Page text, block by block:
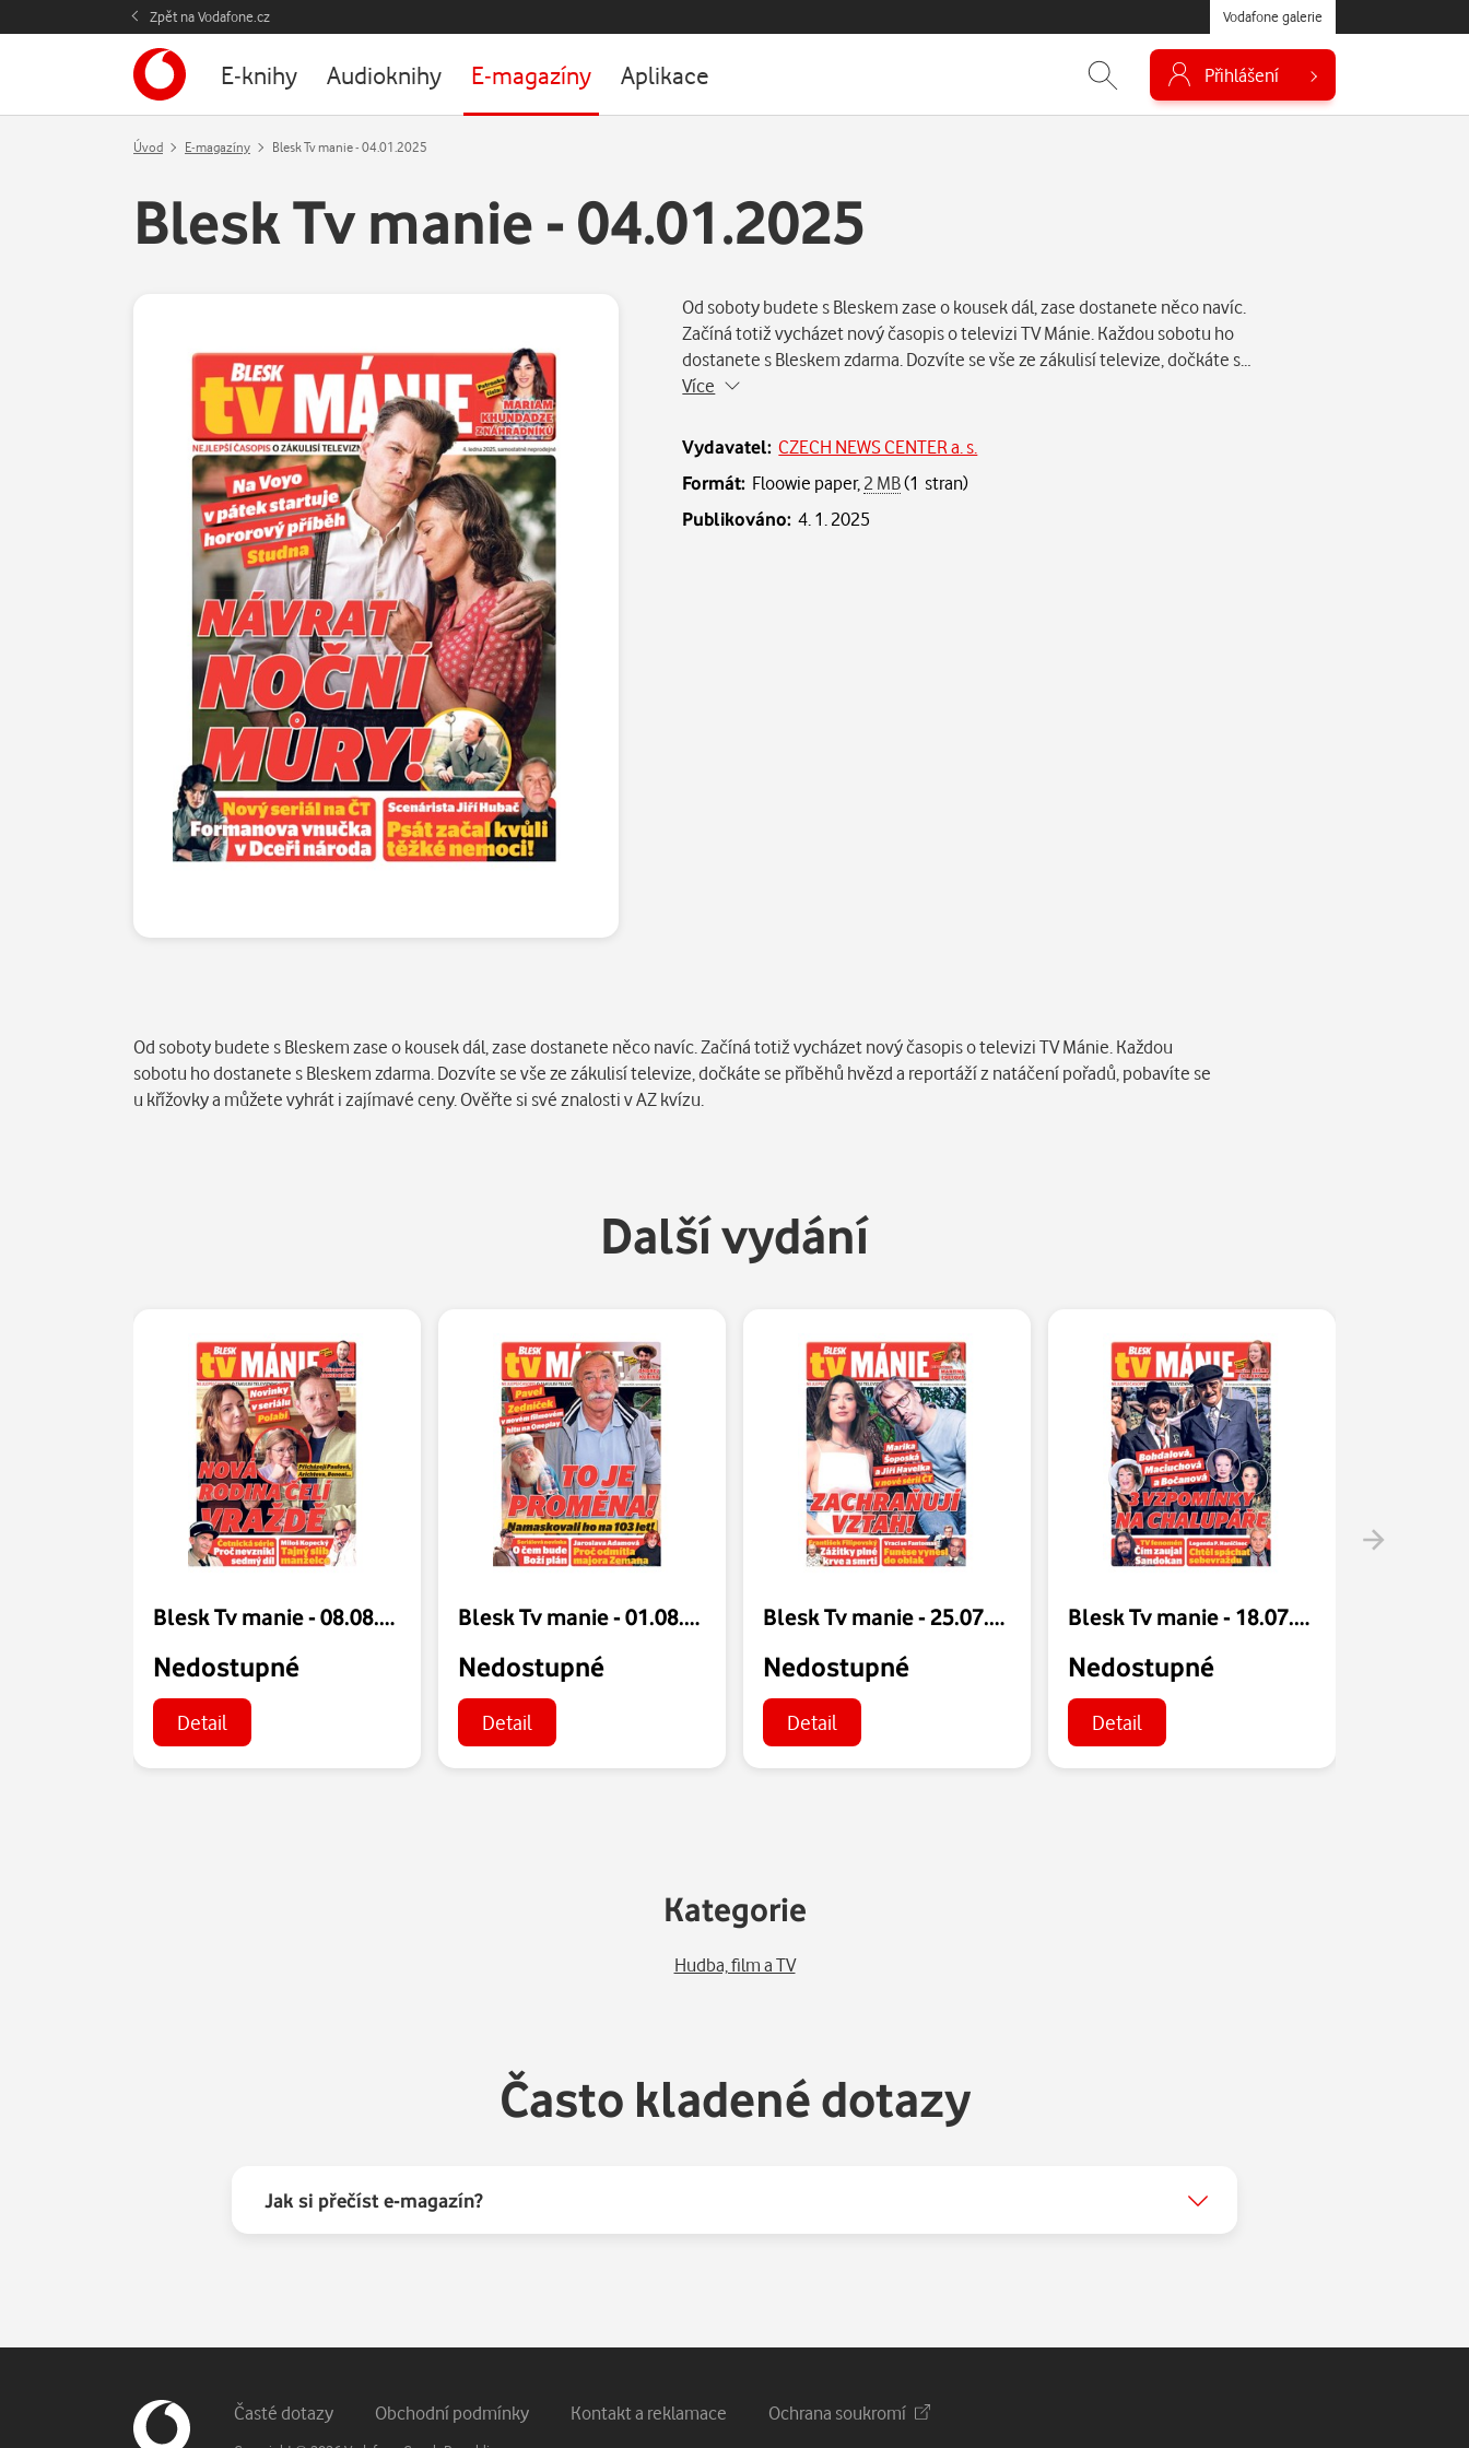
Zpět na Vodafone.cz Vodafone galerie
E-knihy Audioknihy E-magazíny Aplikace Přihlášení
Úvod E-magazíny Blesk Tv manie - 04.01.2025
Blesk Tv manie - 04.01.2025
Od soboty budete s Bleskem zase o kousek dál, zase dostanete něco navíc.
Začíná totiž vycházet nový časopis o televizi TV Mánie. Každou sobotu ho
dostanete s Bleskem zdarma. Dozvíte se vše ze zákulisí televize, dočkáte s…
Více
Vydavatel: CZECH NEWS CENTER a. s.
Formát: Floowie paper, 2 MB(1 stran)
Publikováno: 4. 1. 2025
Od soboty budete s Bleskem zase o kousek dál, zase dostanete něco navíc. Začíná totiž vycházet nový časopis o televizi TV Mánie. Každou
sobotu ho dostanete s Bleskem zdarma. Dozvíte se vše ze zákulisí televize, dočkáte se příběhů hvězd a reportáží z natáčení pořadů, pobavíte se
u křížovky a můžete vyhrát i zajímavé ceny. Ověřte si své znalosti v AZ kvízu.
Další vydání
Blesk Tv manie - 08.08.2026
Nedostupné
Detail
Blesk Tv manie - 01.08.2026
Nedostupné
Detail
Blesk Tv manie - 25.07.2026
Nedostupné
Detail
Blesk Tv manie - 18.07.2026
Nedostupné
Detail
Kategorie
Hudba, film a TV
Často kladené dotazy
Jak si přečíst e-magazín?
Patička webu
Vedlejší navigace
Časté dotazy Obchodní podmínky Kontakt a reklamace Ochrana soukromí